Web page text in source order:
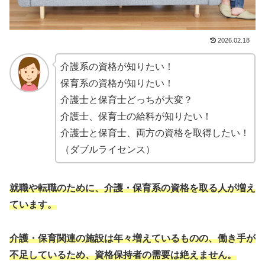
2026.02.18
介護系の資格が知りたい！
保育系の資格が知りたい！
介護士と保育士どっちが大変？
介護士、保育士の給料が知りたい！
介護士と保育士、両方の資格を取得したい！
（ダブルライセンス）
就職や転職のために、介護・保育系の資格を取る人が増え
ています。
介護・保育関連の施設は年々増えているものの、働き手が
不足しているため、資格保持者の需要は絶えません。